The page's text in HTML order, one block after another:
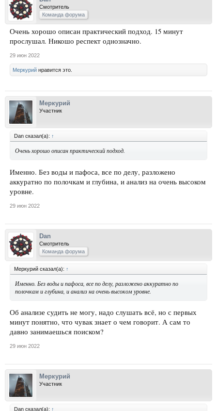
Смотритель
Команда форума
Очень хорошо описан практический подход. 15 минут
прослушал. Никошо респект однозначно.
29 июн 2022
Меркурий нравится это.
Меркурий
Участник
Dan сказал(а): ↑
Очень хорошо описан практический подход.
Именно. Без воды и пафоса, все по делу, разложено
аккуратно по полочкам и глубина, и анализ на очень высоком
уровне.
29 июн 2022
Dan
Смотритель
Команда форума
Меркурий сказал(а): ↑
Именно. Без воды и пафоса, все по делу, разложено аккуратно по
полочкам и глубина, и анализ на очень высоком уровне.
Об анализе судить не могу, надо слушать всё, но с первых
минут понятно, что чувак знает о чем говорит. А сам то
давно занимаешься поиском?
29 июн 2022
Меркурий
Участник
Dan сказал(а): ↑